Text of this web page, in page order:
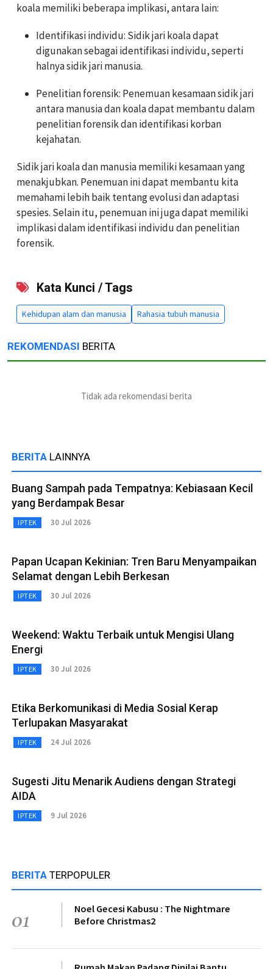
koala memiliki beberapa implikasi, antara lain:
Identifikasi individu: Sidik jari koala dapat
digunakan sebagai identifikasi individu, seperti
halnya sidik jari manusia.
Penelitian forensik: Penemuan kesamaan sidik jari
antara manusia dan koala dapat membantu dalam
penelitian forensik dan identifikasi korban
kejahatan.
Sidik jari koala dan manusia memiliki kesamaan yang
menakjubkan. Penemuan ini dapat membantu kita
memahami lebih baik tentang evolusi dan adaptasi
spesies. Selain itu, penemuan ini juga dapat memiliki
implikasi dalam identifikasi individu dan penelitian
forensik.
Kata Kunci / Tags
Kehidupan alam dan manusia Rahasia tubuh manusia
REKOMENDASI BERITA
Tidak ada rekomendasi berita
BERITA LAINNYA
Buang Sampah pada Tempatnya: Kebiasaan Kecil
yang Berdampak Besar
IPTEK 30 Jul 2026
Papan Ucapan Kekinian: Tren Baru Menyampaikan
Selamat dengan Lebih Berkesan
IPTEK 30 Jul 2026
Weekend: Waktu Terbaik untuk Mengisi Ulang
Energi
IPTEK 30 Jul 2026
Etika Berkomunikasi di Media Sosial Kerap
Terlupakan Masyarakat
IPTEK 24 Jul 2026
Sugesti Jitu Menarik Audiens dengan Strategi
AIDA
IPTEK 9 Jul 2026
BERITA TERPOPULER
01
Noel Gecesi Kabusu : The Nightmare
Before Christmas2